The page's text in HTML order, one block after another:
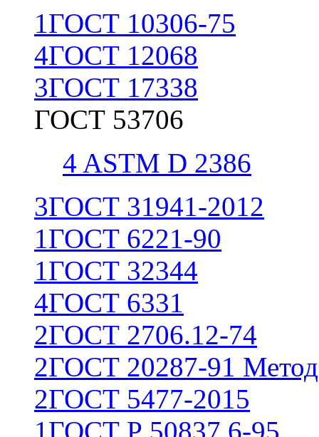
1ГОСТ 10306-75
4ГОСТ 12068
3ГОСТ 17338
ГОСТ 53706
4 ASTM D 2386
3ГОСТ 31941-2012
1ГОСТ 6221-90
1ГОСТ 32344
4ГОСТ 6331
2ГОСТ 2706.12-74
2ГОСТ 20287-91
2ГОСТ 5477-2015